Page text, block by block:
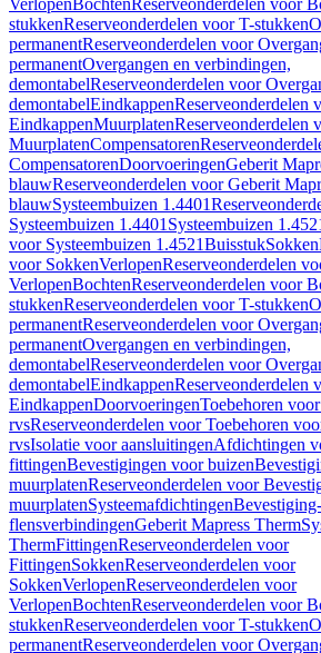
VerlopenBochtenReserveonderdelen voor
stukkenReserveonderdelen voor T-stukken
permanentReserveonderdelen voor
permanentOvergangen en verbindingen,
demontabelReserveonderdelen voor
demontabelEindkappenReserveonderdelen
EindkappenMuurplatenReserveonderdelen
MuurplatenCompensatoren
CompensatorenDoorvoeringenGeberit
blauwReserveonderdelen voor Geberit
blauwSysteembuizen 1.4401
Systeembuizen 1.4401 Systeembuizen
voor Systeembuizen 1.4521BuisstukSokken
voor SokkenVerlopenReserveonderdelen
VerlopenBochtenReserveonderdelen voor
stukkenReserveonderdelen voor T-stukken
permanentReserveonderdelen voor
permanentOvergangen en verbindingen,
demontabelReserveonderdelen voor
demontabelEindkappenReserveonderdelen
EindkappenDoorvoeringenToebehoren
rvsReserveonderdelen voor Toebehoren
rvsIsolatie voor aansluitingenAfdichtingen
fittingenBevestigingen voor buizen
muurplatenReserveonderdelen voor
muurplatenSysteemafdichtingen
flensverbindingenGeberit Mapress Therm
ThermFittingenReserveonderdelen voor
FittingenSokkenReserveonderdelen voor
SokkenVerlopenReserveonderdelen voor
VerlopenBochtenReserveonderdelen voor
stukkenReserveonderdelen voor T-stukken
permanentReserveonderdelen voor